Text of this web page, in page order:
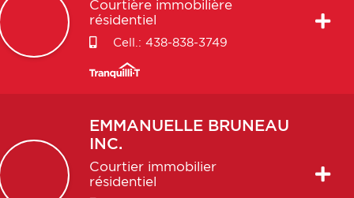
Courtière immobilière
résidentiel
Cell.: 438-838-3749
EMMANUELLE BRUNEAU
INC.
Courtier immobilier
résidentiel